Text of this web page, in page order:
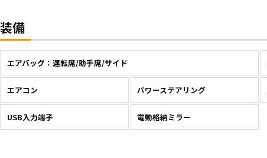
装備
エアバッグ：運転席/助手席/サイド
エアコン パワーステアリング
USB入力端子 電動格納ミラー